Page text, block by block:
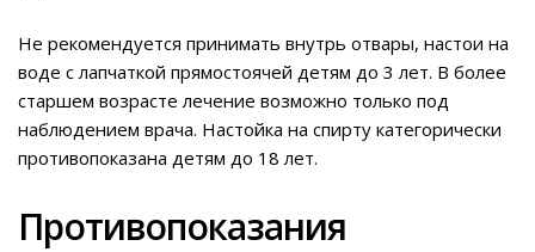
Не рекомендуется принимать внутрь отвары, настои на
воде с лапчаткой прямостоячей детям до 3 лет. В более
старшем возрасте лечение возможно только под
наблюдением врача. Настойка на спирту категорически
противопоказана детям до 18 лет.
Противопоказания